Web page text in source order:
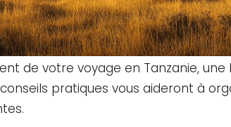
de votre voyage en Tanzanie,
pratiques vous aideront à